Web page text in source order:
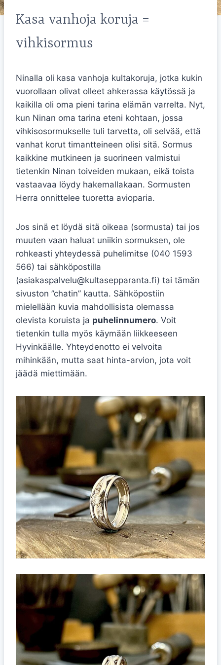
Kasa vanhoja koruja =
vihkisormus
Ninalla oli kasa vanhoja kultakoruja, jotka kukin
vuorollaan olivat olleet ahkerassa käytössä ja
kaikilla oli oma pieni tarina elämän varrelta. Nyt,
kun Ninan oma tarina eteni kohtaan, jossa
vihkisosormukselle tuli tarvetta, oli selvää, että
vanhat korut timantteineen olisi sitä. Sormus
kaikkine mutkineen ja suorineen valmistui
tietenkin Ninan toiveiden mukaan, eikä toista
vastaavaa löydy hakemallakaan. Sormusten
Herra onnittelee tuoretta avioparia.
Jos sinä et löydä sitä oikeaa (sormusta) tai jos
muuten vaan haluat uniikin sormuksen, ole
rohkeasti yhteydessä puhelimitse (040 1593
566) tai sähköpostilla
(asiakaspalvelu@kultasepparanta.fi) tai tämän
sivuston ”chatin” kautta. Sähköpostiin
mielellään kuvia mahdollisista olemassa
olevista koruista ja puhelinnumero. Voit
tietenkin tulla myös käymään liikkeeseen
Hyvinkäälle. Yhteydenotto ei velvoita
mihinkään, mutta saat hinta-arvion, jota voit
jäädä miettimään.